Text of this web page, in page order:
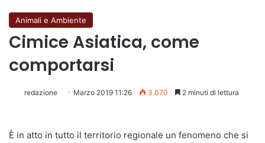
Animali e Ambiente
Cimice Asiatica, come
comportarsi
redazione Marzo 2019 11:26 3.070 2 minuti di lettura
È in atto in tutto il territorio regionale un fenomeno che si